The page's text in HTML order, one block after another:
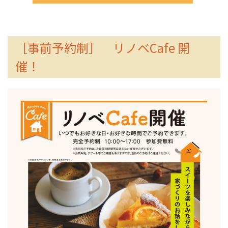
［事前予約制］ リノベCafe 開
催！